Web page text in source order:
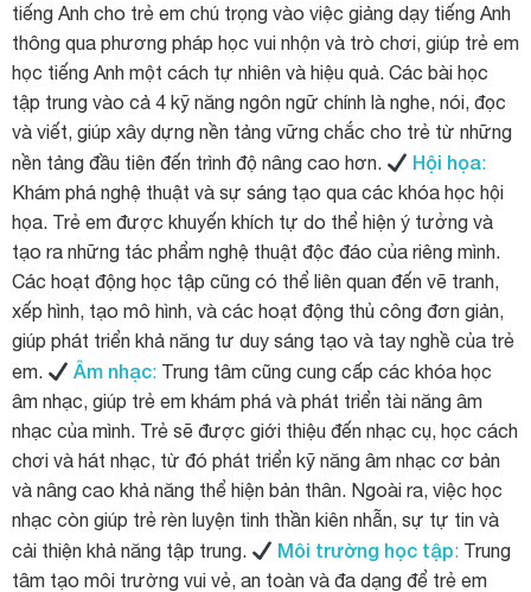
tiếng Anh cho trẻ em chú trọng vào việc giảng dạy tiếng Anh
thông qua phương pháp học vui nhộn và trò chơi, giúp trẻ em
học tiếng Anh một cách tự nhiên và hiệu quả. Các bài học
tập trung vào cả 4 kỹ năng ngôn ngữ chính là nghe, nói, đọc
và viết, giúp xây dựng nền tảng vững chắc cho trẻ từ những
nền tảng đầu tiên đến trình độ nâng cao hơn.
Hội họa:
Khám phá nghệ thuật và sự sáng tạo qua các khóa học hội
họa. Trẻ em được khuyến khích tự do thể hiện ý tưởng và
tạo ra những tác phẩm nghệ thuật độc đáo của riêng mình.
Các hoạt động học tập cũng có thể liên quan đến vẽ tranh,
xếp hình, tạo mô hình, và các hoạt động thủ công đơn giản,
giúp phát triển khả năng tư duy sáng tạo và tay nghề của trẻ
em.
Âm nhạc: Trung tâm cũng cung cấp các khóa học
âm nhạc, giúp trẻ em khám phá và phát triển tài năng âm
nhạc của mình. Trẻ sẽ được giới thiệu đến nhạc cụ, học cách
chơi và hát nhạc, từ đó phát triển kỹ năng âm nhạc cơ bản
và nâng cao khả năng thể hiện bản thân. Ngoài ra, việc học
nhạc còn giúp trẻ rèn luyện tinh thần kiên nhẫn, sự tự tin và
cải thiện khả năng tập trung.
Môi trường học tập: Trung
tâm tạo môi trường vui vẻ, an toàn và đa dạng để trẻ em